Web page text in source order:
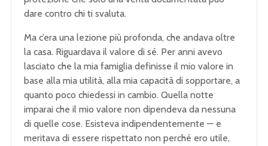
dare contro chi ti svaluta.
Ma c’era una lezione più profonda, che andava oltre
la casa. Riguardava il valore di sé. Per anni avevo
lasciato che la mia famiglia definisse il mio valore in
base alla mia utilità, alla mia capacità di sopportare, a
quanto poco chiedessi in cambio. Quella notte
imparai che il mio valore non dipendeva da nessuna
di quelle cose. Esisteva indipendentemente — e
meritava di essere rispettato non perché ero utile,